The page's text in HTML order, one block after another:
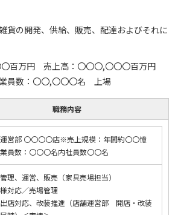
貨の開発、供給、販売、配達およびそれに
百万円 売上高：〇〇〇,〇〇〇百万円
員数：〇〇,〇〇〇名 上場
職務内容
営部 〇〇〇〇店※売上規模：年間約〇〇憶
員数：〇〇〇名内社員数〇〇名
理、運営、販売（家具売場担当）
対応／売場管理
出店対応、改装推進（店舗運営部 開店・改装